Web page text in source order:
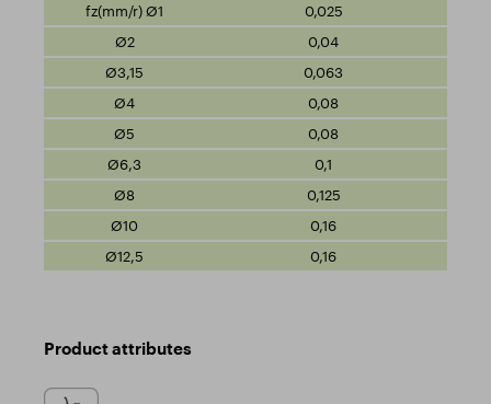
0,025
0,04
0,063
0,08
0,08
0,1
0,125
0,16
0,16
Product attributes